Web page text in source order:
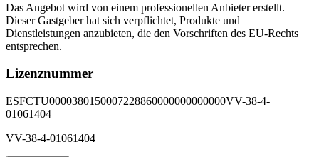
Das Angebot wird von einem professionellen Anbieter erstellt.
Dieser Gastgeber hat sich verpflichtet, Produkte und
Dienstleistungen anzubieten, die den Vorschriften des EU-Rechts
entsprechen.
Lizenznummer
ESFCTU0000380150007228860000000000000VV-38-4-
01061404
VV-38-4-01061404